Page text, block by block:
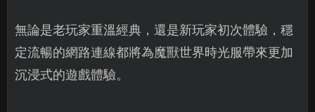
無論是老玩家重溫經典，還是新玩家初次體驗，穩
定流暢的網路連線都將為魔獸世界時光服帶來更加
沉浸式的遊戲體驗。